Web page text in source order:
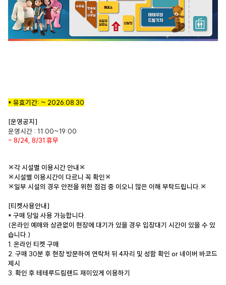
* 유효기간: ~ 2026.08.30
[운영공지]
운영시간 : 11:00~19:00
- 8/24, 8/31 휴무
※각 시설별 이용시간 안내※
※시설별 이용시간이 다르니 꼭 확인※
※일부 시설의 경우 안전을 위한 점검 중 이오니 많은 이해 부탁드립니다.※
[티켓사용안내]
* 구매 당일 사용 가능합니다.
(온라인 예매와 상관없이 현장에 대기가 있을 경우 입장대기 시간이 있을 수 있
습니다.)
1. 온라인 티켓 구매
2. 구매 30분 후 현장 방문하여 연락처 뒤 4자리 및 성함 확인 or 네이버 바코드
제시
3. 확인 후 테테루드림랜드 재미있게 이용하기